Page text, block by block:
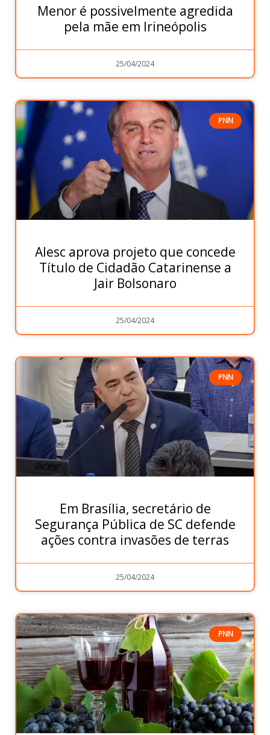
Menor é possivelmente agredida
pela mãe em Irineópolis
25/04/2024
PNN
Alesc aprova projeto que concede
Título de Cidadão Catarinense a
Jair Bolsonaro
25/04/2024
PNN
Em Brasília, secretário de
Segurança Pública de SC defende
ações contra invasões de terras
25/04/2024
PNN